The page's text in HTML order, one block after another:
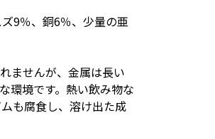
9％、銅6％、少量の亜
ませんが、金属は長い
環境です。熱い飲み物な
も腐食し、溶け出た成